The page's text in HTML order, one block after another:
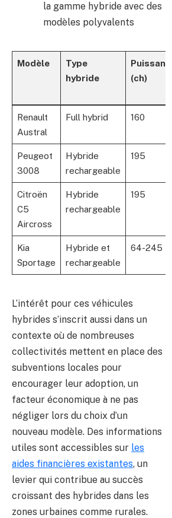
la gamme hybride avec des
modèles polyvalents
Modèle
Type
hybride
Puissance
(ch)
Renault
Austral
Full hybrid 160
Peugeot
3008
Hybride
rechargeable
195
Citroën
C5
Aircross
Hybride
rechargeable
195
Kia
Sportage
Hybride et
rechargeable
64-245
L’intérêt pour ces véhicules
hybrides s’inscrit aussi dans un
contexte où de nombreuses
collectivités mettent en place des
subventions locales pour
encourager leur adoption, un
facteur économique à ne pas
négliger lors du choix d’un
nouveau modèle. Des informations
utiles sont accessibles sur les
aides financières existantes, un
levier qui contribue au succès
croissant des hybrides dans les
zones urbaines comme rurales.